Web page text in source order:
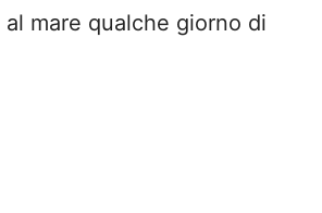
mare qualche giorno di